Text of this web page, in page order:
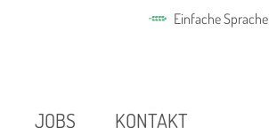
Einfache Sprache
JOBS KONTAKT